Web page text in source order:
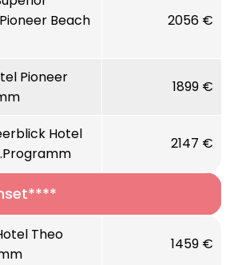
Beach
2056 €
Pioneer
1899 €
Hotel
2147 €
Theo
1459 €